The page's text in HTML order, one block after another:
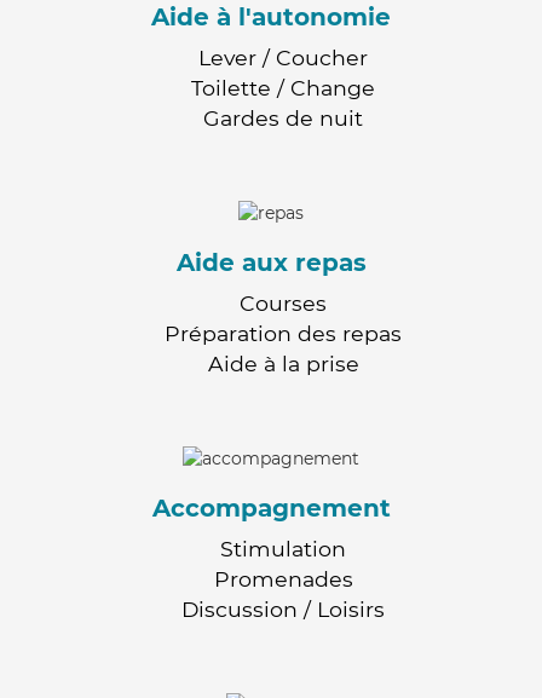
Aide à l'autonomie
Lever / Coucher
Toilette / Change
Gardes de nuit
Aide aux repas
Courses
Préparation des repas
Aide à la prise
Accompagnement
Stimulation
Promenades
Discussion / Loisirs